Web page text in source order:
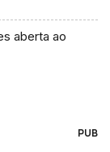
aberta ao
PUB